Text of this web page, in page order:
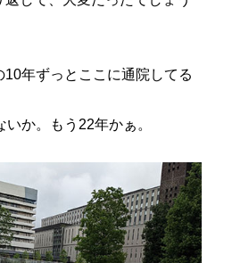
年ずっとここに通院してる
か。もう22年かぁ。